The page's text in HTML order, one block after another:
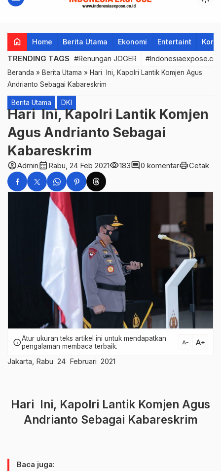
home Home Berita Utama Ekonomi Entertaint
TRENDING TAGS #Renungan JOGER
Beranda » Berita Utama » Hari Ini, Kapolri Lantik Komjen Agus
Andrianto Sebagai Kabareskrim
Berita Utama DKI
Hari Ini, Kapolri Lantik Komjen
Agus Andrianto Sebagai
Kabareskrim
account_circleAdmincalendar_month Rabu, 24 Feb 2021visibility183comment0 komentarprintCetak
infoAtur ukuran teks artikel ini untuk mendapatkan
pengalaman membaca terbaik.
text_decrease text_increase
Jakarta, Rabu 24 Februari 2021
Hari Ini, Kapolri Lantik Komjen Agus
Andrianto Sebagai Kabareskrim
Baca juga: